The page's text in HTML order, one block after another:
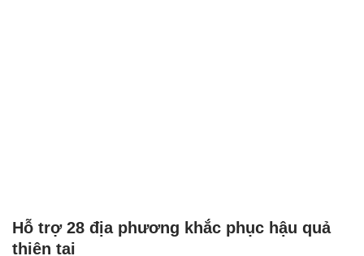
Hỗ trợ 28 địa phương khắc phục hậu quả
thiên tai